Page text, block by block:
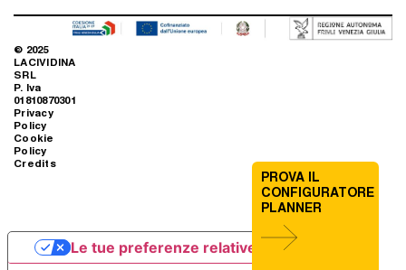
PROVA IL
CONFIGURATORE
PLANNER
© 2025
LACIVIDINA
SRL
P. Iva
01810870301
Privacy
Policy
Cookie
Policy
Credits
Le tue preferenze relative alla privacy